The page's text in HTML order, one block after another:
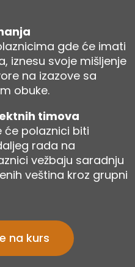
gde će imati
iznesu svoje mišljenje
na izazove sa
obuke.
timova
će polaznici biti
rada na
vežbaju saradnju
veština kroz grupni
na kurs